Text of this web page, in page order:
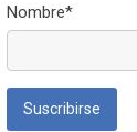
Nombre*